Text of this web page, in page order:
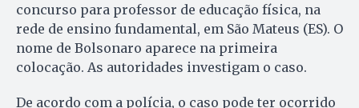
concurso para professor de educação física, na
rede de ensino fundamental, em São Mateus (ES). O
nome de Bolsonaro aparece na primeira
colocação. As autoridades investigam o caso.
De acordo com a polícia, o caso pode ter ocorrido